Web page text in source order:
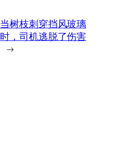
当树枝刺穿挡风玻璃
时，司机逃脱了伤害
→